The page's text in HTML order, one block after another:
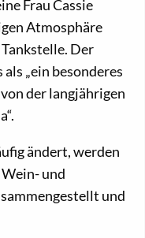
Frau Cassie
Atmosphäre
Der
„ein besonderes
der langjährigen
ändert, werden
und
und